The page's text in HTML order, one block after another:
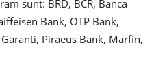
sunt: BRD, BCR, Banca
Bank, OTP Bank,
Piraeus Bank, Marfin,